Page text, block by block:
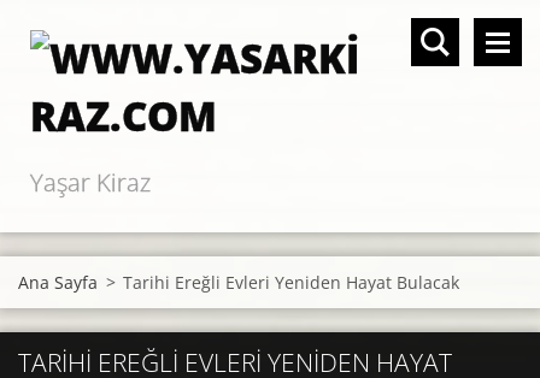
Yaşar Kiraz
Ana Sayfa > Tarihi Ereğli Evleri Yeniden Hayat Bulacak
TARIHI EREĞLI EVLERI YENIDEN HAYAT